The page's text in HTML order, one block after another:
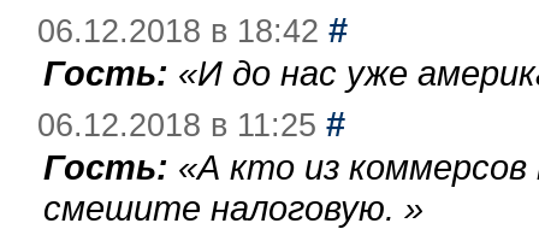
06.12.2018 в 18:42 #
Гость: «И до нас уже
06.12.2018 в 11:25 #
Гость: «А кто из
смешите налоговую. »